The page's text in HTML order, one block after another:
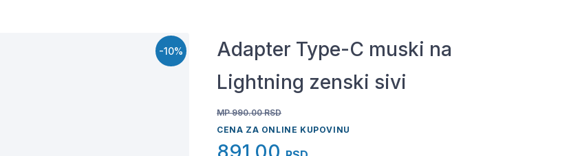
-10%
Adapter Type-C muski na
Lightning zenski sivi
MP 990.00 RSD
CENA ZA ONLINE KUPOVINU